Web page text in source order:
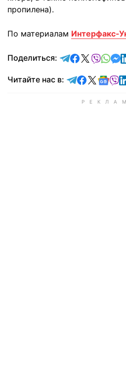
пропилена).
По материалам Интерфакс-
Поделиться: отправить в
поделиться
Читайте нас в: Читайте в
Читайте в